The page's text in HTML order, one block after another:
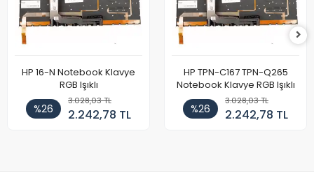
HP 16-N Notebook Klavye
RGB Işıklı
%26
3.028,03 TL
2.242,78 TL
HP TPN-C167 TPN-Q265
Notebook Klavye RGB Işıklı
%26
3.028,03 TL
2.242,78 TL